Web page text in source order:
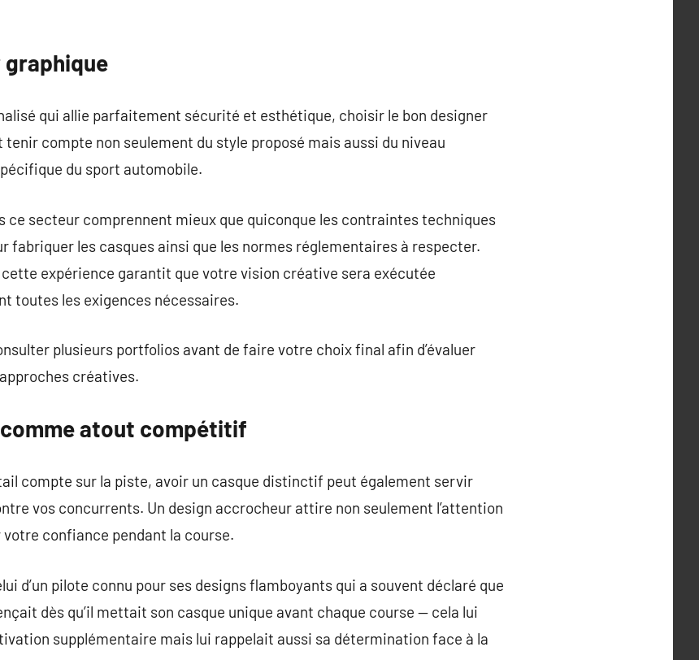
graphique
qui allie parfaitement sécurité et esthétique, choisir le bon designer
compte non seulement du style proposé mais aussi du niveau
du sport automobile.
ce secteur comprennent mieux que quiconque les contraintes techniques
fabriquer les casques ainsi que les normes réglementaires à respecter.
cette expérience garantit que votre vision créative sera exécutée
toutes les exigences nécessaires.
plusieurs portfolios avant de faire votre choix final afin d’évaluer
créatives.
atout compétitif
compte sur la piste, avoir un casque distinctif peut également servir
vos concurrents. Un design accrocheur attire non seulement l’attention
confiance pendant la course.
d’un pilote connu pour ses designs flamboyants qui a souvent déclaré que
dès qu’il mettait son casque unique avant chaque course — cela lui
supplémentaire mais lui rappelait aussi sa détermination face à la